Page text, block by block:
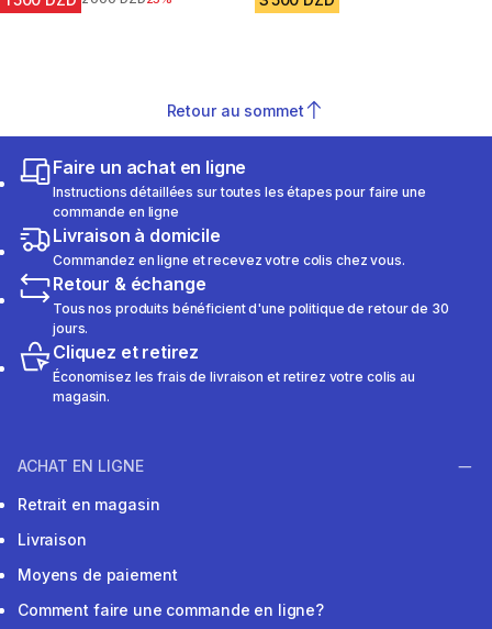
Retour au sommet
Faire un achat en ligne
Instructions détaillées sur toutes les étapes pour faire une
commande en ligne
Livraison à domicile
Commandez en ligne et recevez votre colis chez vous.
Retour & échange
Tous nos produits bénéficient d'une politique de retour de 30
jours.
Cliquez et retirez
Économisez les frais de livraison et retirez votre colis au
magasin.
ACHAT EN LIGNE
Retrait en magasin
Livraison
Moyens de paiement
Comment faire une commande en ligne?